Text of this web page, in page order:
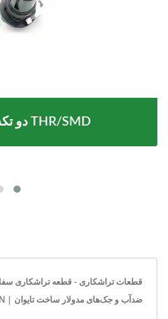
کانکتور M12 دو تکه THR/SMD
قطعات تراشکاری - قطعه تراشکاری
ضدآب و جک‌های مدولار ساخت تایوان | KINSUN